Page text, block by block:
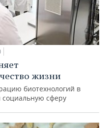
жизни
биотехнологий в
социальную сферу